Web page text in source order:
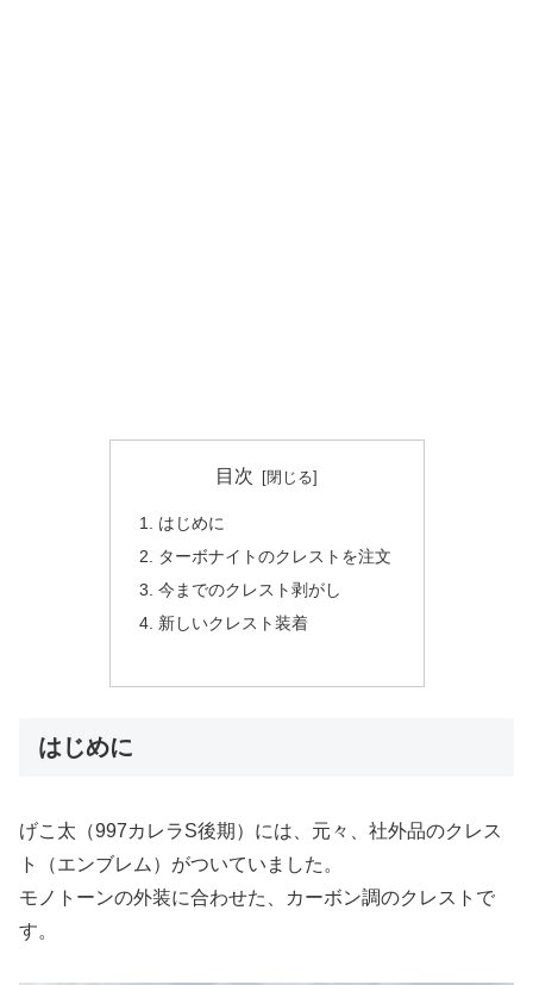
目次
はじめに
ターボナイトのクレストを注文
今までのクレスト剥がし
新しいクレスト装着
はじめに
げこ太（997カレラS後期）には、元々、社外品のクレス
ト（エンブレム）がついていました。
モノトーンの外装に合わせた、カーボン調のクレストで
す。